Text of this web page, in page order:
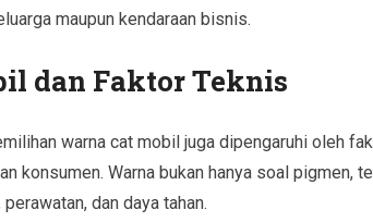
maupun kendaraan bisnis.
dan Faktor Teknis
warna cat mobil juga dipengaruhi oleh
konsumen. Warna bukan hanya soal pigmen,
dan daya tahan.